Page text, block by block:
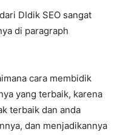
DIdik SEO sangat
di paragraph
cara membidik
yang terbaik, karena
terbaik dan anda
dan menjadikannya